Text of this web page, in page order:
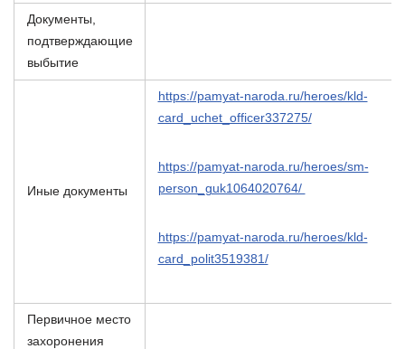
Документы,
подтверждающие
выбытие
Иные документы
https://pamyat-naroda.ru/heroes/kld-
card_uchet_officer337275/
https://pamyat-naroda.ru/heroes/sm-
person_guk1064020764/
https://pamyat-naroda.ru/heroes/kld-
card_polit3519381/
Первичное место
захоронения